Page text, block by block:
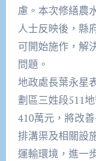
慮。本次修繕農
人士反映後，縣
可開始施作，解
問題。
地政處長葉永星
劃區三姓段511
410萬元，將改
排溝渠及相關設
運輸環境，進一